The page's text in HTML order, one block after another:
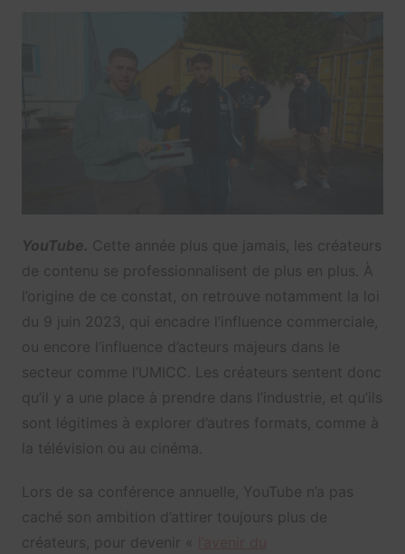
YouTube. Cette année plus que jamais, les créateurs
de contenu se professionnalisent de plus en plus. À
l’origine de ce constat, on retrouve notamment la loi
du 9 juin 2023, qui encadre l’influence commerciale,
ou encore l’influence d’acteurs majeurs dans le
secteur comme l’UMICC. Les créateurs sentent donc
qu’il y a une place à prendre dans l’industrie, et qu’ils
sont légitimes à explorer d’autres formats, comme à
la télévision ou au cinéma.
Lors de sa conférence annuelle, YouTube n’a pas
caché son ambition d’attirer toujours plus de
créateurs, pour devenir «